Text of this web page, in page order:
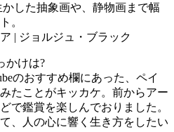
した抽象画や、静物画まで幅
。
| ジョルジュ・ブラック
かけは?
のおすすめ欄にあった、ペイ
たことがキッカケ。前からアー
で鑑賞を楽しんでおりました。
、人の心に響く生き方をしたい